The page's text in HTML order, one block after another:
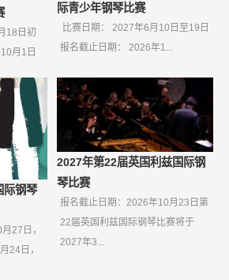
18日初
月1日
际青少年钢琴比赛
比赛日期： 2027年6月10日至19日
报名截止日期： 2026年1...
际钢琴
27日，
24日，
2027年第22届英国利兹国际钢
琴比赛
报名截止日期：2026年10月23日第
22届英国利兹国际钢琴比赛将于
2027年3...